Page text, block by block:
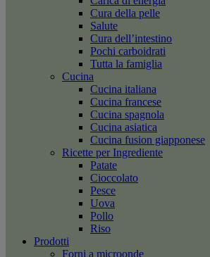
Cura della pelle
Salute
Cura dell’intestino
Pochi carboidrati
Tutta la famiglia
Cucina
Cucina italiana
Cucina francese
Cucina spagnola
Cucina asiatica
Cucina fusion giapponese
Ricette per Ingrediente
Patate
Cioccolato
Pesce
Uova
Pollo
Riso
Prodotti
Forni a microonde